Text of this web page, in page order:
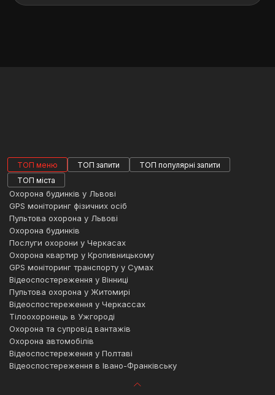
нюанси дуже складно. Краще довірити
ПЕРЕВАГИ ОХОРОНИ МАСОВИХ ЗАХОДІВ
Безпека учасників, відвідувачів та
персоналу.
Запобігання різноманітним інцидентам —
бійкам, паніці, терористичним актам,
крадіжкам.
Контроль доступу. Охоронці стежать за
тим, щоб на захід потрапляли лише
зареєстровані та авторизовані учасники.
Збереження громадського порядку.
Сприяє зміцненню довіри до
організаторів заходу.
Швидке реагування на події, такі як
займання, медичні екстрені випадки та
ТОП меню ТОП запити
ТОП популярні запити
ТОП міста
Охорона будинків у Львові
GPS моніторинг фізичних осіб
Пультова охорона у Львові
Охорона будинків
Послуги охорони у Черкасах
Охорона квартир у Кропивницькому
GPS моніторинг транспорту у Сумах
Відеоспостереження у Вінниці
Пультова охорона у Житомирі
Відеоспостереження у Черкассах
Тілоохоронець в Ужгороді
Охорона та супровід вантажів
Охорона автомобілів
Відеоспостереження у Полтаві
Відеоспостереження в Івано-Франківську